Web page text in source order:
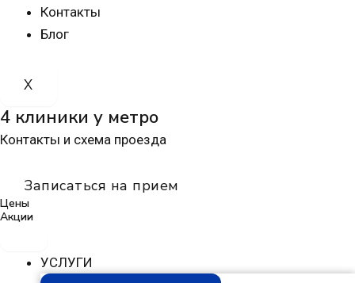
Контакты
Блог
X
4 клиники у метро
Контакты и схема проезда
Записаться на прием
Цены
Акции
УСЛУГИ